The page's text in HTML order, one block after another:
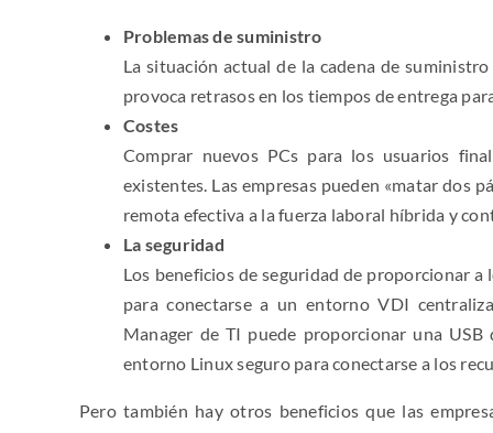
Problemas de suministro
La situación actual de la cadena de
provoca retrasos en los tiempos de entrega
Costes
Comprar nuevos PCs para los usuarios
existentes. Las empresas pueden «matar dos
remota efectiva a la fuerza laboral híbrida y
La seguridad
Los beneficios de seguridad de proporcionar
para conectarse a un entorno VDI
Manager de TI puede proporcionar una
entorno Linux seguro para conectarse a los
Pero también hay otros beneficios que las